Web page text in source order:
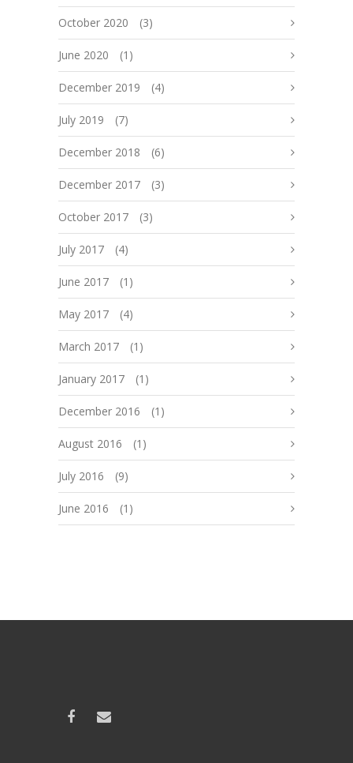
October 2020 (3)
June 2020 (1)
December 2019 (4)
July 2019 (7)
December 2018 (6)
December 2017 (3)
October 2017 (3)
July 2017 (4)
June 2017 (1)
May 2017 (4)
March 2017 (1)
January 2017 (1)
December 2016 (1)
August 2016 (1)
July 2016 (9)
June 2016 (1)